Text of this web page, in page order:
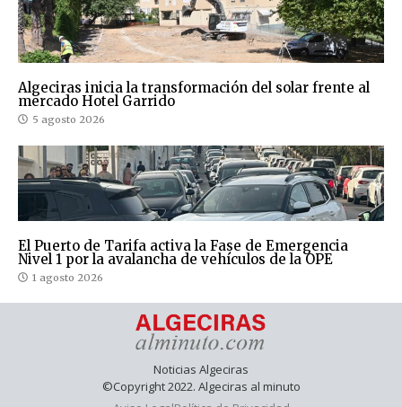
Algeciras inicia la transformación del solar frente al
mercado Hotel Garrido
5 agosto 2026
El Puerto de Tarifa activa la Fase de Emergencia
Nivel 1 por la avalancha de vehículos de la OPE
1 agosto 2026
Noticias Algeciras
©Copyright 2022. Algeciras al minuto